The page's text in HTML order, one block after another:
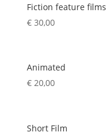
Fiction feature films
€30,00
Animated
€20,00
Short Film